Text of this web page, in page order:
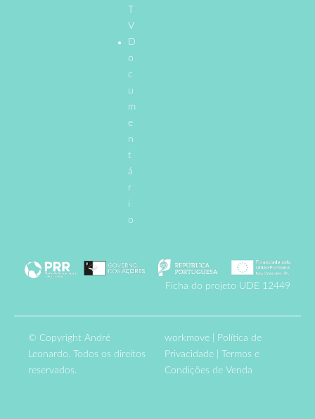
V
D
o
c
u
m
e
n
t
á
r
i
o
Ficha do projeto UDE 12449
© Copyright André
Leonardo. Todos os direitos
reservados.
workmove
Política de
Privacidade
Termos e
Condições de Venda